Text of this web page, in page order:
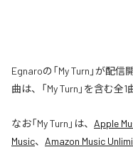
Egnaroの「My Turn」が配
曲は、「My Turn」を含む全1
なお「My Turn 」は、 Apple
Music、 Amazon Music